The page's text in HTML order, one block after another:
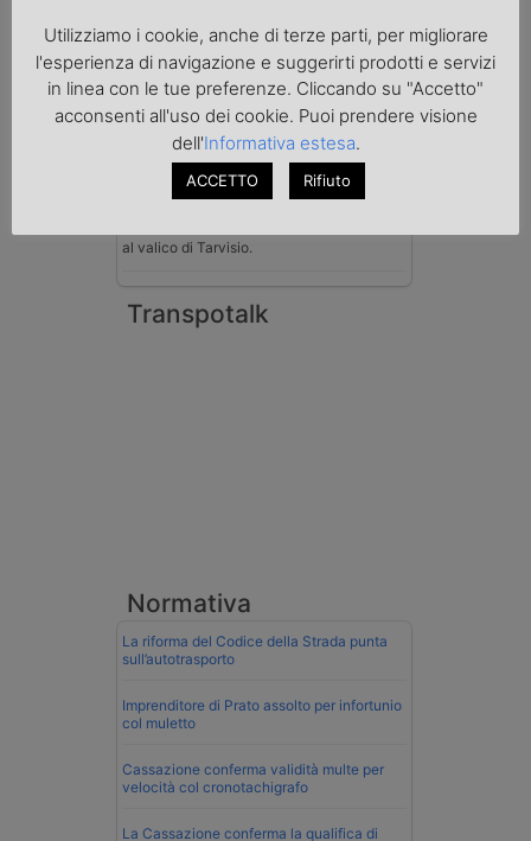
Benzina spacciata per solvente
sequestrata a Padova
Le Fiamme Gialle del Comando Provinciale
di Padova hanno sottoposto a sequestro
preventivo 33mila litri di benzina di
contrabbando, dichiarata come solvente
nei documenti di trasporto, e
l'autoarticolato utilizzato. Denunciato per
contrabbando di prodotti petroliferi il
al valico di Tarvisio.
Transpotalk
Normativa
La riforma del Codice della Strada punta
sull’autotrasporto
Imprenditore di Prato assolto per infortunio
col muletto
Cassazione conferma validità multe per
velocità col cronotachigrafo
La Cassazione conferma la qualifica di
Utilizziamo i cookie, anche di terze parti, per migliorare
l'esperienza di navigazione e suggerirti prodotti e servizi
in linea con le tue preferenze. Cliccando su "Accetto"
acconsenti all'uso dei cookie. Puoi prendere visione
dell'Informativa estesa.
ACCETTO Rifiuto